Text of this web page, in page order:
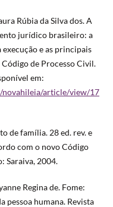
Rúbia da Silva dos. A
jurídico brasileiro: a
e as principais
de Processo Civil.
em:
novahileia/article/view/17
de família. 28 ed. rev. e
com o novo Código
Saraiva, 2004.
Regina de. Fome:
pessoa humana. Revista